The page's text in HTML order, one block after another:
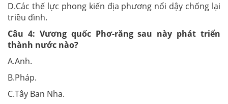
D.Các thế lực phong kiến địa phương nổi dậy chống lại
triều đình.
Câu 4: Vương quốc Phơ-răng sau này phát triển
thành nước nào?
A.Anh.
B.Pháp.
C.Tây Ban Nha.